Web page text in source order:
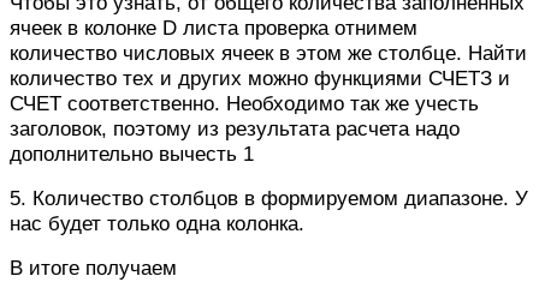
ячеек в колонке D листа проверка отнимем
количество числовых ячеек в этом же столбце. Найти
количество тех и других можно функциями СЧЕТЗ и
СЧЕТ соответственно. Необходимо так же учесть
заголовок, поэтому из результата расчета надо
дополнительно вычесть 1
5. Количество столбцов в формируемом диапазоне. У
нас будет только одна колонка.
В итоге получаем